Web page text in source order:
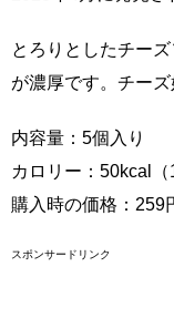
とろりとしたチー
が濃厚です。チーズ
内容量：5個入り
カロリー：50kcal（
購入時の価格：259
スポンサードリンク